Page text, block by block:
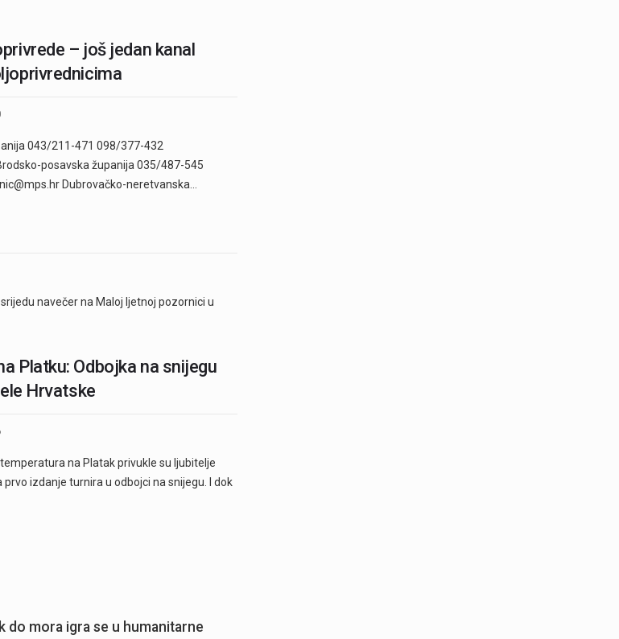
– još jedan kanal
043/211-471 098/377-432
posavska županija 035/487-545
Dubrovačko-neretvanska…
navečer na Maloj ljetnoj pozornici u
Platku: Odbojka na snijegu
Hrvatske
na Platak privukle su ljubitelje
izdanje turnira u odbojci na snijegu. I dok
do mora igra se u humanitarne